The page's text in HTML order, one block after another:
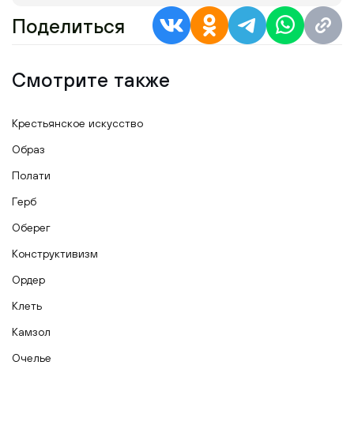
Поделиться
Смотрите также
Крестьянское искусство
Образ
Полати
Герб
Оберег
Конструктивизм
Ордер
Клеть
Камзол
Очелье